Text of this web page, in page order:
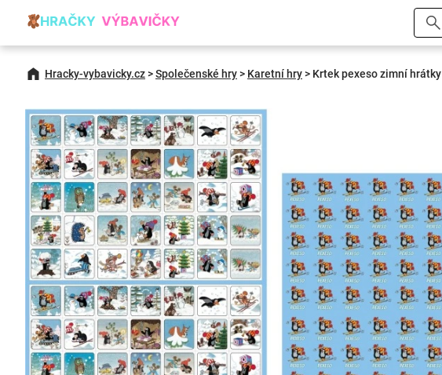
Hracky-vybavicky.cz>Společenské hry> Karetní hry> Krtek pexeso zimní hrátky